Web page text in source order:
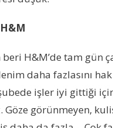
H&M’de tam gün
daha fazlasını
şubede işler iyi gittiği
Göze görünmeyen,